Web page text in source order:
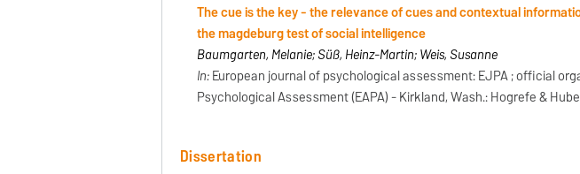
The cue is the key - the relevance of cues and contextual
the magdeburg test of social intelligence
Baumgarten, Melanie; Süß, Heinz-Martin; Weis, Susanne
In:European journal of psychological assessment: EJPA ; official
Psychological Assessment (EAPA) - Kirkland, Wash.: Hogrefe &
Dissertation